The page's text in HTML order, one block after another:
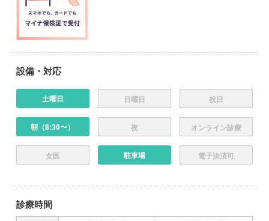
設備・対応
土曜日 日曜日 祝日
朝（8:30〜） 夜 オンライン診療
女医 駐車場 電子決済可
診療時間